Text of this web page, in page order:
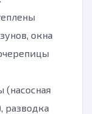
окна
(насосная
разводка